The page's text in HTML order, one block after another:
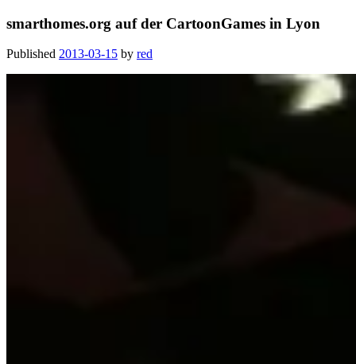
smarthomes.org auf der CartoonGames in Lyon
Published 2013-03-15 by red